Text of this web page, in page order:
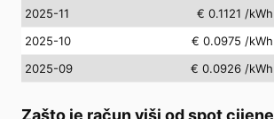
2025-11
€ 0.1121 /kWh
2025-10
€ 0.0975 /kWh
2025-09
€ 0.0926 /kWh
Zašto je račun viši od spot cijene